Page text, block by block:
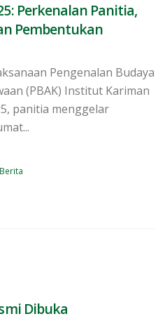
Perkenalan Panitia,
Pembentukan
Pengenalan Budaya
(PBAK) Institut Kariman
panitia menggelar
Berita
Dibuka